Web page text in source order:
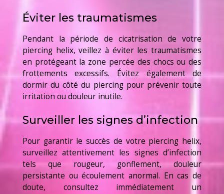
Éviter les traumatismes
Pendant la période de cicatrisation de votre
piercing helix, veillez à éviter les traumatismes
en protégeant la zone percée des chocs ou des
frottements excessifs. Évitez également de
dormir du côté du piercing pour prévenir toute
irritation ou douleur inutile.
Surveiller les signes d’infection
Pour garantir le succès de votre piercing helix,
surveillez attentivement les signes d’infection
tels que rougeur, gonflement, douleur
persistante ou écoulement anormal. En cas de
doute, consultez immédiatement un